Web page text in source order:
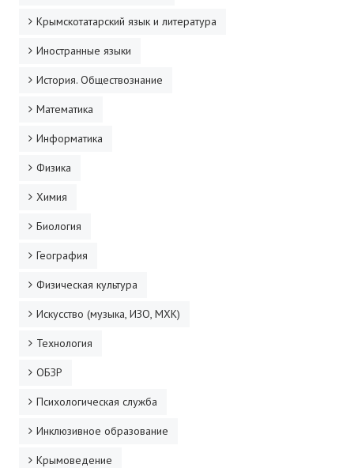
Крымскотатарский язык и литература
Иностранные языки
История. Обществознание
Математика
Информатика
Физика
Химия
Биология
География
Физическая культура
Искусство (музыка, ИЗО, МХК)
Технология
ОБЗР
Психологическая служба
Инклюзивное образование
Крымоведение